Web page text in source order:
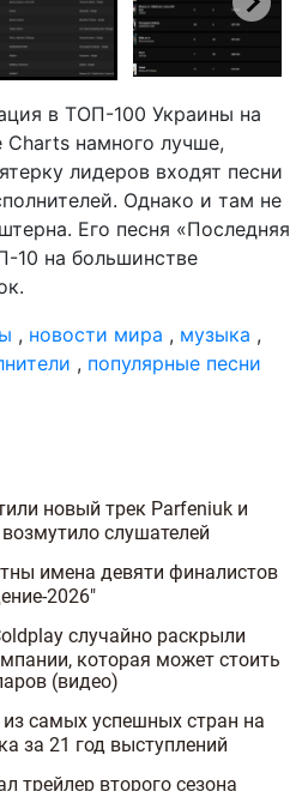
в ТОП-100 Украины на
Charts намного лучше,
лидеров входят песни
Однако и там не
Его песня «Последняя
10 на большинстве
, новости мира , музыка ,
, популярные песни
новый трек Parfeniuk и
слушателей
имена девяти финалистов
2026"
случайно раскрыли
которая может стоить
(видео)
самых успешных стран на
за 21 год выступлений
трейлер второго сезона